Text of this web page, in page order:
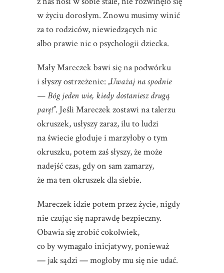
w życiu dorosłym. Znowu musimy winić
za to rodziców, niewiedzących nic
albo prawie nic o psychologii dziecka.
Mały Mareczek bawi się na podwórku
i słyszy ostrzeżenie: „Uważaj na spodnie
— Bóg jeden wie, kiedy dostaniesz drugą
parę!”. Jeśli Mareczek zostawi na talerzu
okruszek, usłyszy zaraz, ilu to ludzi
na świecie głoduje i marzyłoby o tym
okruszku, potem zaś słyszy, że może
nadejść czas, gdy on sam zamarzy,
że ma ten okruszek dla siebie.
Mareczek idzie potem przez życie, nigdy
nie czując się naprawdę bezpieczny.
Obawia się zrobić cokolwiek,
co by wymagało inicjatywy, ponieważ
— jak sądzi — mogłoby mu się nie udać.